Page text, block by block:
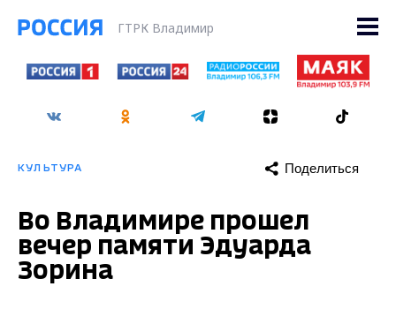
ГТРК Владимир
КУЛЬТУРА Поделиться
Во Владимире прошел
вечер памяти Эдуарда
Зорина